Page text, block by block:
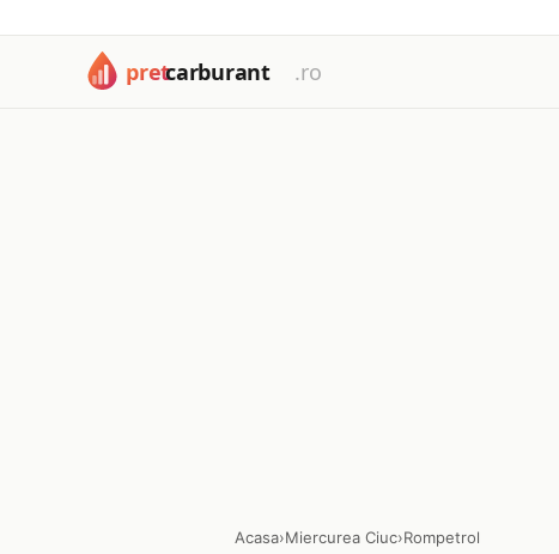
Acasa›Miercurea Ciuc›Rompetrol